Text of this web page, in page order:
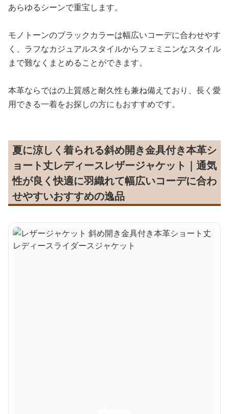
あらゆるシーンで重宝します。
モノトーンのブラックカラーは幅広いコーデに合わせやす
く、ラフなカジュアルスタイルからフェミニンなスタイル
まで難なくまとめることができます。
本革ならではの上質感と耐久性も兼ね備えており、長く愛
用できる一着をお探しの方にもおすすめです。
夏に涼しく着られる斜め開き金具付き本革シ
ョート丈レディースレザージャケット｜通気
性が良く快適に羽織れて幅広いコーデに合わ
せやすいおすすめの逸品